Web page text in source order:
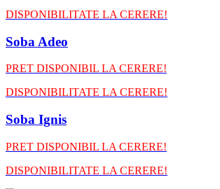
DISPONIBILITATE LA CERERE!
Soba Adeo
PRET DISPONIBIL LA CERERE!
DISPONIBILITATE LA CERERE!
Soba Ignis
PRET DISPONIBIL LA CERERE!
DISPONIBILITATE LA CERERE!